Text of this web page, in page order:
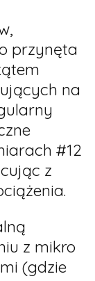
przynęta
na
#12
z
z mikro
(gdzie